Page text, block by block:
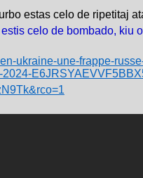
estas celo de ripetitaj
celo de bombado, kiu
ukraine-une-frappe-